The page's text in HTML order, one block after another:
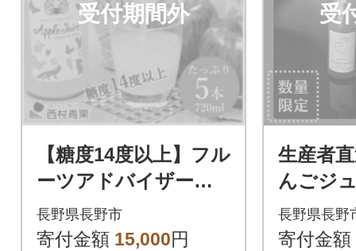
受付期間外
【糖度14度以上】フル
ーツアドバイザーが
厳選した完熟りんご1
00%「プレミアム林檎
長野県長野市
寄付金額 15,000円
受
生産者
んごジ
んご・
わりの
長野県長野
寄付金額